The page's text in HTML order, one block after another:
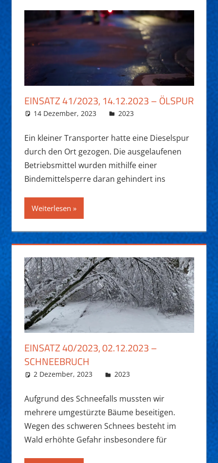
EINSATZ 41/2023, 14.12.2023 – ÖLSPUR
14 Dezember, 2023 Daniel Fuchs
2023
Ein kleiner Transporter hatte eine Dieselspur
durch den Ort gezogen. Die ausgelaufenen
Betriebsmittel wurden mithilfe einer
Bindemittelsperre daran gehindert ins
Weiterlesen
EINSATZ 40/2023, 02.12.2023 –
SCHNEEBRUCH
2 Dezember, 2023 Daniel Fuchs
2023
Aufgrund des Schneefalls mussten wir
mehrere umgestürzte Bäume beseitigen.
Wegen des schweren Schnees besteht im
Wald erhöhte Gefahr insbesondere für